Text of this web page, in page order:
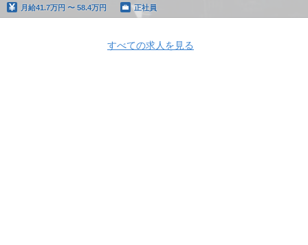
月給41.7万円 〜 58.4万円 正社員
すべての求人を見る